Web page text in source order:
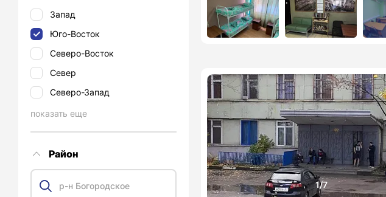
Запад
Юго-Восток
Северо-Восток
Север
Северо-Запад
показать еще
Район